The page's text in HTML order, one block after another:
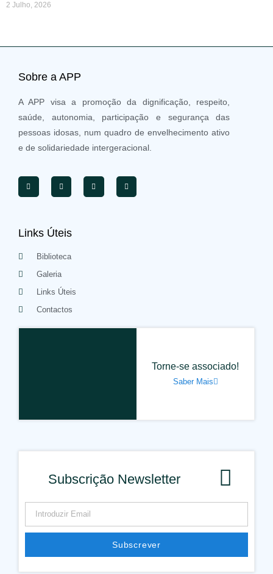
2 Julho, 2026
Sobre a APP
A APP visa a promoção da dignificação, respeito,
saúde, autonomia, participação e segurança das
pessoas idosas, num quadro de envelhecimento ativo
e de solidariedade intergeracional.
Links Úteis
Biblioteca
Galeria
Links Úteis
Contactos
Torne-se associado!
Saber Mais
Subscrição Newsletter
Subscrever